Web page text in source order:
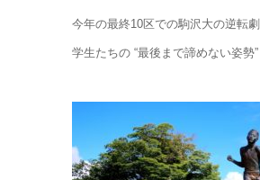
今年の最終10区での駒沢大の逆転
学生たちの “最後まで諦めない姿